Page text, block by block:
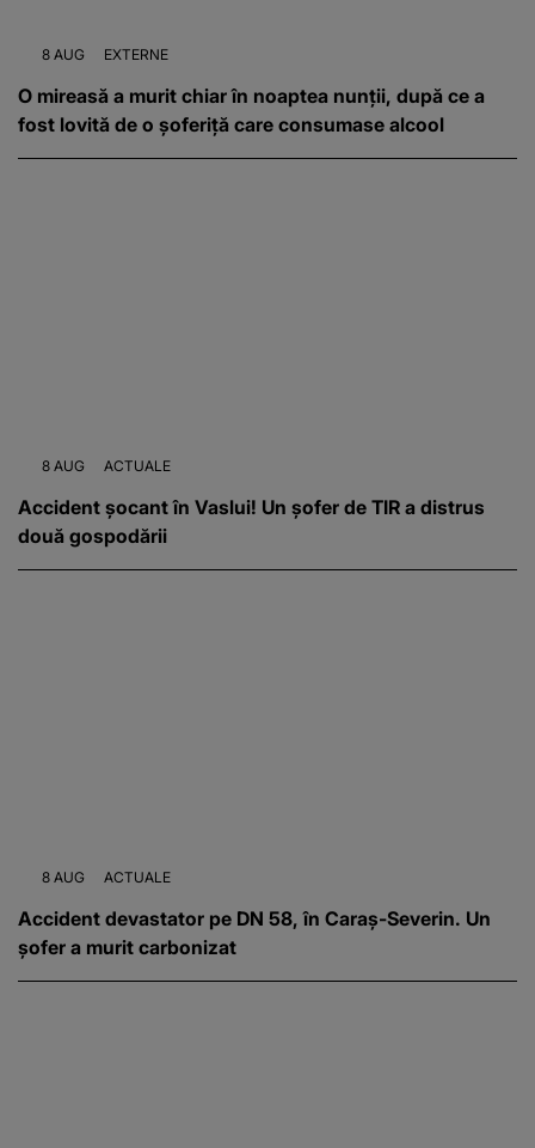
8 AUG EXTERNE
O mireasă a murit chiar în noaptea nunții, după ce a
fost lovită de o șoferiță care consumase alcool
8 AUG ACTUALE
Accident șocant în Vaslui! Un șofer de TIR a distrus
două gospodării
8 AUG ACTUALE
Accident devastator pe DN 58, în Caraș-Severin. Un
șofer a murit carbonizat